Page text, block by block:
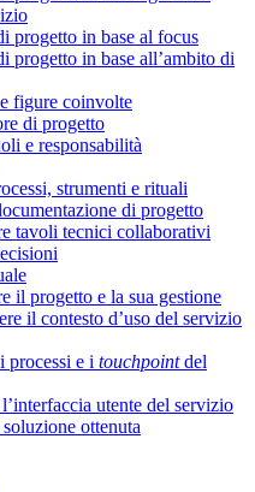
progetto in base al focus
progetto in base all’ambito di
figure coinvolte
di progetto
e responsabilità
strumenti e rituali
di progetto
tavoli tecnici collaborativi
il progetto e la sua gestione
il contesto d’uso del servizio
processi e i touchpointdel
utente del servizio
ottenuta